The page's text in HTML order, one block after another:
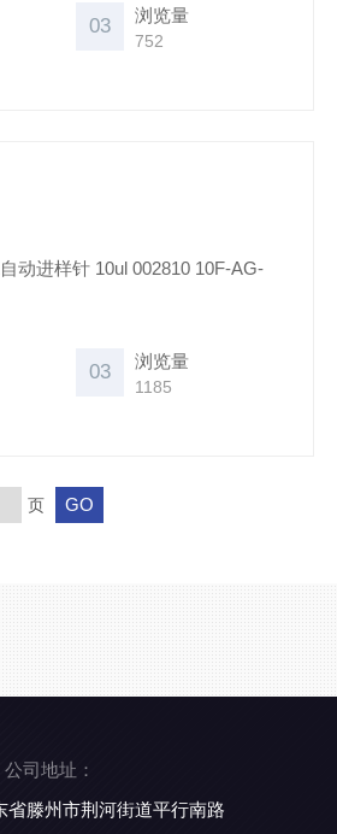
03 浏览量
752
动进样针 10ul 002810 10F-AG-
03 浏览量
1185
页
公司地址：
省滕州市荆河街道平行南路